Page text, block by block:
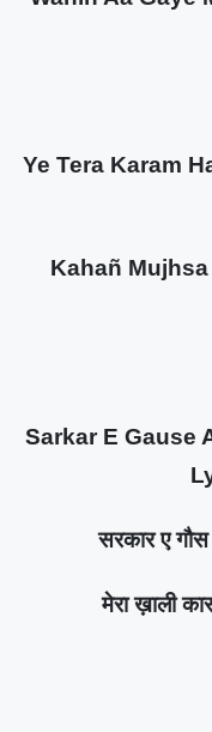
Ye Tera Karam
Kahañ
Sarkar E Gause
सरकार ए
मेरा ख़ाली